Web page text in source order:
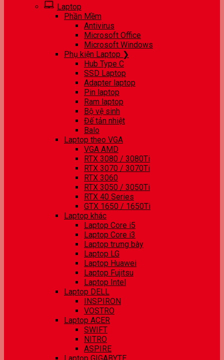
Laptop
Phần Mềm
Antivirus
Microsoft Office
Microsoft Windows
Phụ kiện Laptop ❯
Hub Type C
SSD Laptop
Adapter laptop
Pin laptop
Ram laptop
Bộ vệ sinh
Đế tản nhiệt
Balo
Laptop theo VGA
VGA AMD
RTX 3080 / 3080Ti
RTX 3070 / 3070Ti
RTX 3060
RTX 3050 / 3050Ti
RTX 40 Series
GTX 1650 / 1650Ti
Laptop khác
Laptop Core i5
Laptop Core i3
Laptop trưng bày
Laptop LG
Laptop Huawei
Laptop Fujitsu
Laptop Intel
Laptop DELL
INSPIRON
VOSTRO
Laptop ACER
SWIFT
NITRO
ASPIRE